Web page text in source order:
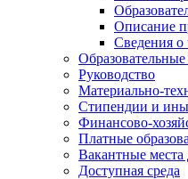
Описание
Сведения о
Руководство
Материально-
Стипендии и
Финансово-
Платные
Вакантные места
Доступная среда